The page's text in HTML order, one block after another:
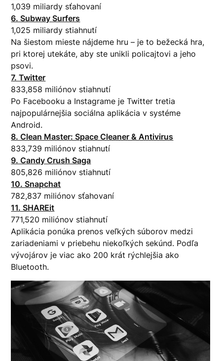
1,039 miliardy sťahovaní
6. Subway Surfers
1,025 miliardy stiahnutí
Na šiestom mieste nájdeme hru – je to bežecká hra,
pri ktorej utekáte, aby ste unikli policajtovi a jeho
psovi.
7. Twitter
833,858 miliónov stiahnutí
Po Facebooku a Instagrame je Twitter tretia
najpopulárnejšia sociálna aplikácia v systéme
Android.
8. Clean Master: Space Cleaner & Antivirus
833,739 miliónov stiahnutí
9. Candy Crush Saga
805,826 miliónov stiahnutí
10. Snapchat
782,837 miliónov sťahovaní
11. SHAREit
771,520 miliónov stiahnutí
Aplikácia ponúka prenos veľkých súborov medzi
zariadeniami v priebehu niekoľkých sekúnd. Podľa
vývojárov je viac ako 200 krát rýchlejšia ako
Bluetooth.